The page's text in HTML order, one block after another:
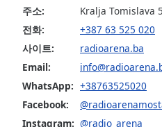
subtitles
settings
opens
subtitles
settings
dialog
subtitles
off,
주소:
Kralja Tomislava
전화:
+387 63 525 020
사이트:
radioarena.ba
Email:
WhatsApp: +38763525020
Facebook:
Instagram: @radio_arena